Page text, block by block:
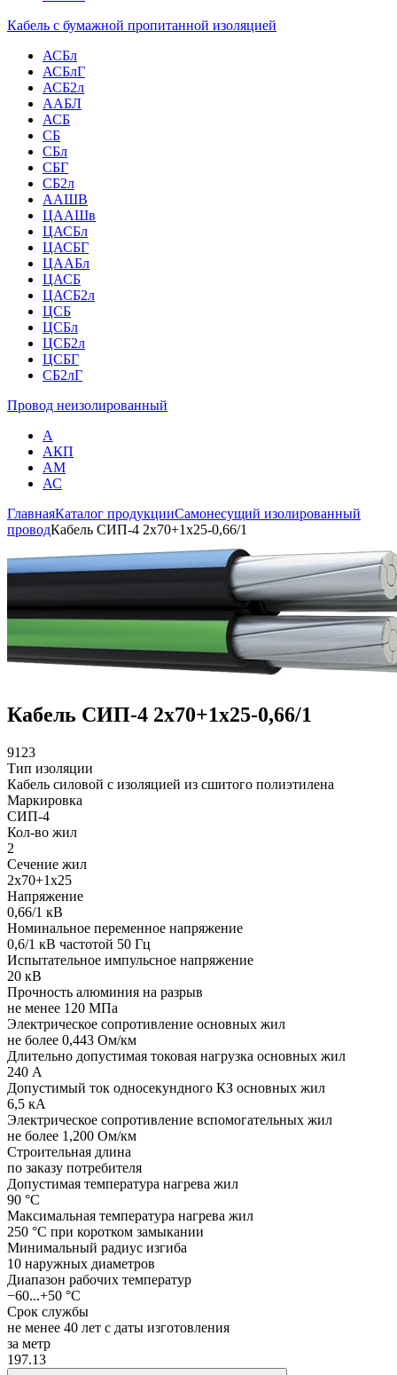
Кабель с бумажной пропитанной изоляцией
АСБл
АСБлГ
АСБ2л
ААБЛ
АСБ
СБ
СБл
СБГ
СБ2л
ААШВ
ЦААШв
ЦАСБл
ЦАСБГ
ЦААБл
ЦАСБ
ЦАСБ2л
ЦСБ
ЦСБл
ЦСБ2л
ЦСБГ
СБ2лГ
Провод неизолированный
А
АКП
АМ
АС
ГлавнаяКаталог продукцииСамонесущий изолированный
проводКабель СИП-4 2х70+1х25-0,66/1
Кабель СИП-4 2х70+1х25-0,66/1
9123
Тип изоляции
Кабель силовой с изоляцией из сшитого полиэтилена
Маркировка
СИП-4
Кол-во жил
2
Сечение жил
2х70+1х25
Напряжение
0,66/1 кВ
Номинальное переменное напряжение
0,6/1 кВ частотой 50 Гц
Испытательное импульсное напряжение
20 кВ
Прочность алюминия на разрыв
не менее 120 МПа
Электрическое сопротивление основных жил
не более 0,443 Ом/км
Длительно допустимая токовая нагрузка основных жил
240 А
Допустимый ток односекундного КЗ основных жил
6,5 кА
Электрическое сопротивление вспомогательных жил
не более 1,200 Ом/км
Строительная длина
по заказу потребителя
Допустимая температура нагрева жил
90 °C
Максимальная температура нагрева жил
250 °C при коротком замыкании
Минимальный радиус изгиба
10 наружных диаметров
Диапазон рабочих температур
−60...+50 °C
Срок службы
не менее 40 лет с даты изготовления
за метр
197.13